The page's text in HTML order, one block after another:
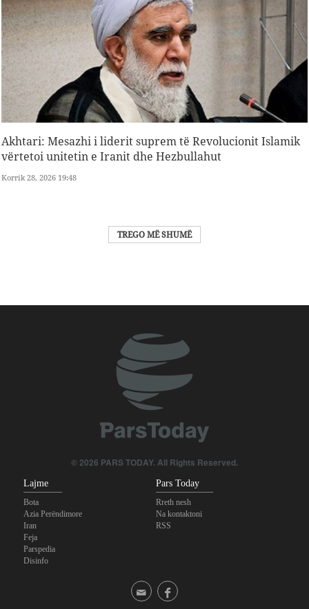
Akhtari: Mesazhi i liderit suprem të Revolucionit Islamik
vërtetoi unitetin e Iranit dhe Hezbullahut
Korrik 28, 2026 19:48
TREGO MË SHUMË
© 2026 PARS TODAY. All Rights Reserved.
Lajme
Bota
Azia Perëndimore
Iran
Feja
Parspedia
Disinfo
Pars Today
Rreth nesh
Na kontaktoni
RSS